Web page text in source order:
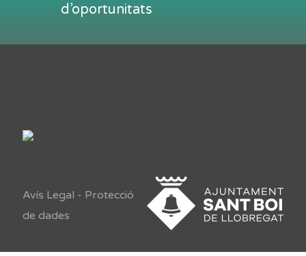
d’oportunitats
Avís Legal - Protecció
de dades